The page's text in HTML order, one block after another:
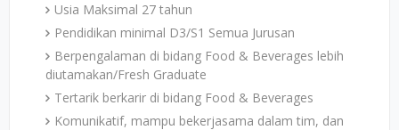
Usia Maksimal 27 tahun
Pendidikan minimal D3/S1 Semua Jurusan
Berpengalaman di bidang Food & Beverages lebih
diutamakan/Fresh Graduate
Tertarik berkarir di bidang Food & Beverages
Komunikatif, mampu bekerjasama dalam tim, dan